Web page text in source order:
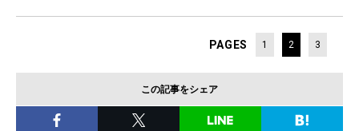
PAGES 1 2 3
この記事をシェア